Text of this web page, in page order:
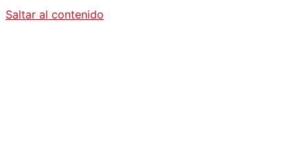
Saltar al contenido